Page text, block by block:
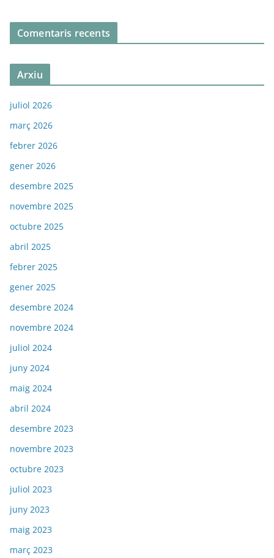
Comentaris recents
Arxiu
juliol 2026
març 2026
febrer 2026
gener 2026
desembre 2025
novembre 2025
octubre 2025
abril 2025
febrer 2025
gener 2025
desembre 2024
novembre 2024
juliol 2024
juny 2024
maig 2024
abril 2024
desembre 2023
novembre 2023
octubre 2023
juliol 2023
juny 2023
maig 2023
març 2023